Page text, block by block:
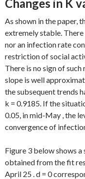
Changes in K
As shown in the paper,
extremely stable. There
nor an infection rate
restriction of social
There is no sign of
slope is well
the subsequent trends
k = 0.9185. If the
0.05, in mid-May , the
convergence of
Figure 3 below shows
obtained from the fit
April 25 . d = 0